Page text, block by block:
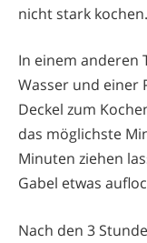
nicht stark kochen.
In einem anderen
Wasser und einer
Deckel zum
das möglichste
Minuten ziehen
Gabel etwas
Nach den 3